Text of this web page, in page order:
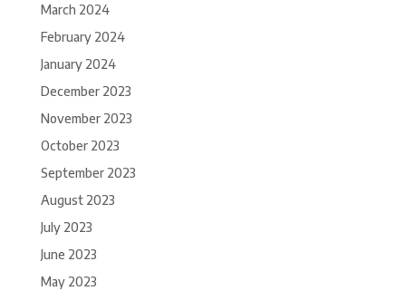
March 2024
February 2024
January 2024
December 2023
November 2023
October 2023
September 2023
August 2023
July 2023
June 2023
May 2023